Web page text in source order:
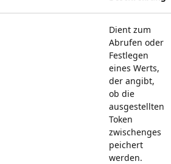
Dient zum
Abrufen oder
Festlegen
eines Werts,
der angibt,
ob die
ausgestellten
Token
zwischenges
peichert
werden.